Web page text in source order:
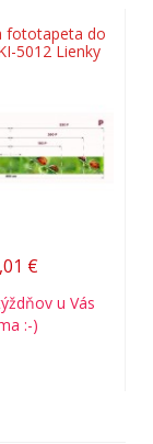
fototapeta do
5012 Lienky
€
u Vás
:-)